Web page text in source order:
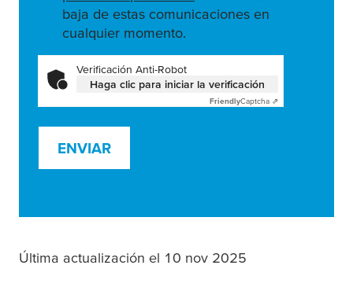
baja de estas comunicaciones en
cualquier momento.
Verificación Anti-Robot
Haga clic para iniciar la verificación
FriendlyCaptcha ⇗
ENVIAR
Última actualización el 10 nov 2025